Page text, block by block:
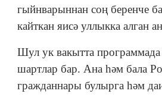
гыйнварыннан соң беренче
кайткан яисә уллыкка алган
Шул ук вакытта
шартлар бар. Ана һәм бала
гражданнары булырга һәм